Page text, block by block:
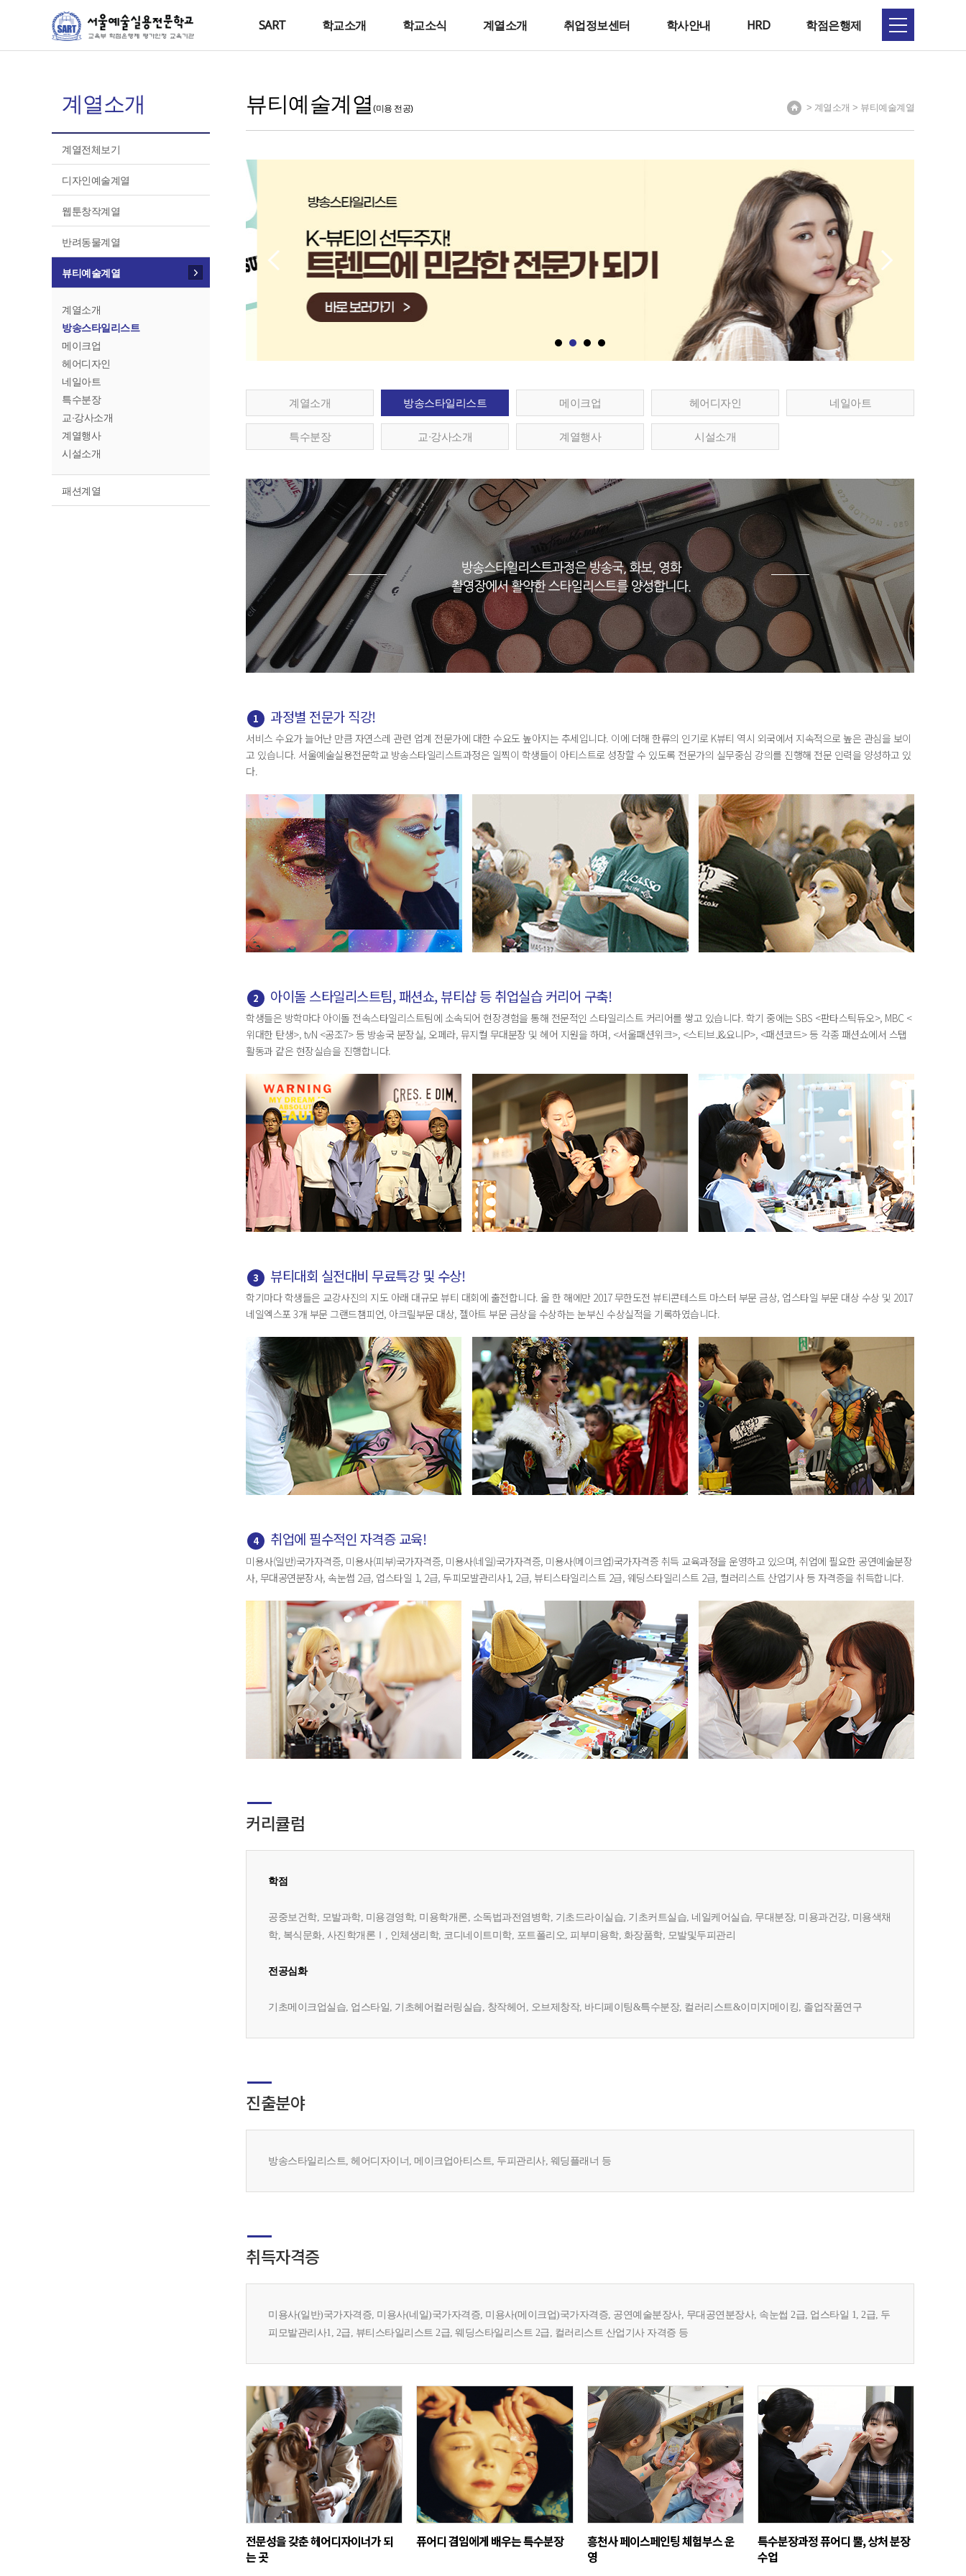
SART 학교소개 학교소식 계열소개 취업정보센터 학사안내 HRD 학점은행제
계열소개
계열전체보기
디자인예술계열
웹툰창작계열
반려동물계열
뷰티예술계열
계열소개
방송스타일리스트
메이크업
헤어디자인
네일아트
특수분장
교∙강사소개
계열행사
시설소개
패션계열
뷰티예술계열 (미용 전공) > 계열소개 > 뷰티예술계열
계열소개 방송스타일리스트 메이크업 헤어디자인 네일아트
특수분장 교∙강사소개 계열행사 시설소개
1 과정별 전문가 직강!
서비스 수요가 늘어난 만큼 자연스레 관련 업계 전문가에 대한 수요도 높아지는 추세입니다. 이에 더해 한류의 인기로 K뷰티 역시 외국에서 지속적으로 높은 관심을 보이
고 있습니다. 서울예술실용전문학교 방송스타일리스트과정은 일찍이 학생들이 아티스트로 성장할 수 있도록 전문가의 실무중심 강의를 진행해 전문 인력을 양성하고 있
다.
2 아이돌 스타일리스트팀, 패션쇼, 뷰티샵 등 취업실습 커리어 구축!
학생들은 방학마다 아이돌 전속스타일리스트팀에 소속되어 현장경험을 통해 전문적인 스타일리스트 커리어를 쌓고 있습니다. 학기 중에는 SBS <판타스틱듀오>, MBC <
위대한 탄생>, tvN <공조7> 등 방송국 분장실, 오페라, 뮤지컬 무대분장 및 헤어 지원을 하며, <서울패션위크>, <스티브J&요니P>, <패션코드> 등 각종 패션쇼에서 스탭
활동과 같은 현장실습을 진행합니다.
3 뷰티대회 실전대비 무료특강 및 수상!
학기마다 학생들은 교강사진의 지도 아래 대규모 뷰티 대회에 출전합니다. 올 한 해에만 2017 무한도전 뷰티콘테스트 마스터 부문 금상, 업스타일 부문 대상 수상 및 2017
네일엑스포 3개 부문 그랜드챔피언, 아크릴부문 대상, 젤아트 부문 금상을 수상하는 눈부신 수상실적을 기록하였습니다.
4 취업에 필수적인 자격증 교육!
미용사(일반)국가자격증, 미용사(피부)국가자격증, 미용사(네일)국가자격증, 미용사(메이크업)국가자격증 취득 교육과정을 운영하고 있으며, 취업에 필요한 공연예술분장
사, 무대공연분장사, 속눈썹 2급, 업스타일 1, 2급, 두피모발관리사1, 2급, 뷰티스타일리스트 2급, 웨딩스타일리스트 2급, 컬러리스트 산업기사 등 자격증을 취득합니다.
커리큘럼
학점
공중보건학, 모발과학, 미용경영학, 미용학개론, 소독법과전염병학, 기초드라이실습, 기초커트실습, 네일케어실습, 무대분장, 미용과건강, 미용색채
학, 복식문화, 사진학개론Ⅰ, 인체생리학, 코디네이트미학, 포트폴리오, 피부미용학, 화장품학, 모발및두피관리
전공심화
기초메이크업실습, 업스타일, 기초헤어컬러링실습, 창작헤어, 오브제창작, 바디페이팅&특수분장, 컬러리스트&이미지메이킹, 졸업작품연구
진출분야
방송스타일리스트, 헤어디자이너, 메이크업아티스트, 두피관리사, 웨딩플래너 등
취득자격증
미용사(일반)국가자격증, 미용사(네일)국가자격증, 미용사(메이크업)국가자격증, 공연예술분장사, 무대공연분장사, 속눈썹 2급, 업스타일 1, 2급, 두
피모발관리사1, 2급, 뷰티스타일리스트 2급, 웨딩스타일리스트 2급, 컬러리스트 산업기사 자격증 등
전문성을 갖춘 헤어디자이너가 되
는 곳
퓨어디 겸임에게 배우는 특수분장
흥천사 페이스페인팅 체험부스 운
영
특수분장과정 퓨어디 뿔, 상처 분장
수업